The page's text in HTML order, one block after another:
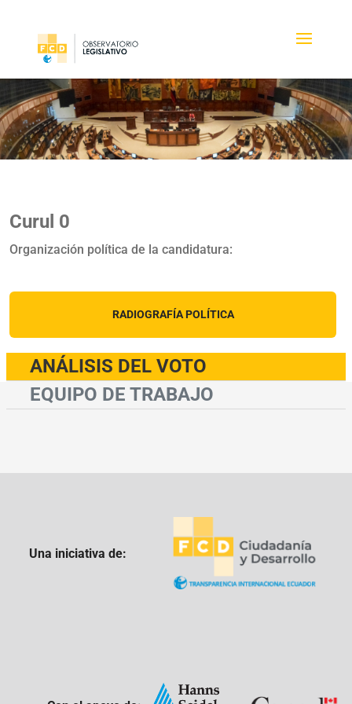
Curul 0
Organización política de la candidatura:
RADIOGRAFÍA POLÍTICA
ANÁLISIS DEL VOTO
EQUIPO DE TRABAJO
Una iniciativa de: